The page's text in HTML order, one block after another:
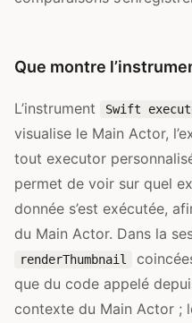
Que montre
L’instrument Swift
visualise le Main Actor,
tout executor
permet de voir sur quel
donnée s’est exécutée,
du Main Actor. Dans la
renderThumbnail
que du code appelé
contexte du Main Actor ;